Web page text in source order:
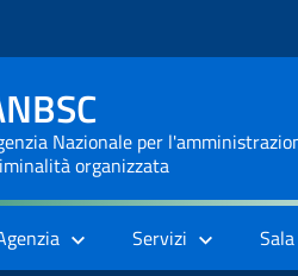
Nazionale per
organizzata
Servizi